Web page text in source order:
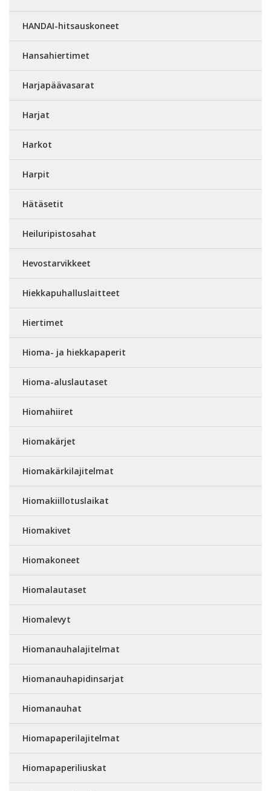
HANDAI-hitsauskoneet
Hansahiertimet
Harjapäävasarat
Harjat
Harkot
Harpit
Hätäsetit
Heiluripistosahat
Hevostarvikkeet
Hiekkapuhalluslaitteet
Hiertimet
Hioma- ja hiekkapaperit
Hioma-aluslautaset
Hiomahiiret
Hiomakärjet
Hiomakärkilajitelmat
Hiomakiillotuslaikat
Hiomakivet
Hiomakoneet
Hiomalautaset
Hiomalevyt
Hiomanauhalajitelmat
Hiomanauhapidinsarjat
Hiomanauhat
Hiomapaperilajitelmat
Hiomapaperiliuskat